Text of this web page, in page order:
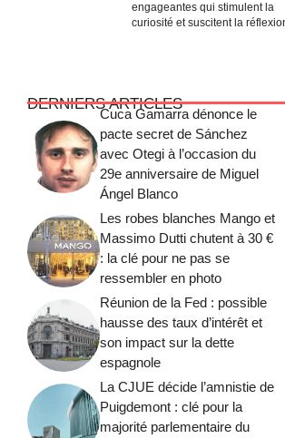
engageantes qui stimulent la
curiosité et suscitent la
DERNIERS ARTICLES
Cuca Gamarra dénonce le
pacte secret de Sánchez
avec Otegi à l’occasion du
29e anniversaire de Miguel
Ángel Blanco
Les robes blanches Mango et
Massimo Dutti chutent à 30 €
: la clé pour ne pas se
ressembler en photo
Réunion de la Fed : possible
hausse des taux d’intérêt et
son impact sur la dette
espagnole
La CJUE décide l’amnistie de
Puigdemont : clé pour la
majorité parlementaire du